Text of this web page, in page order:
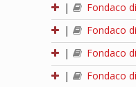
|
Fondaco
|
Fondaco
|
Fondaco
|
Fondaco